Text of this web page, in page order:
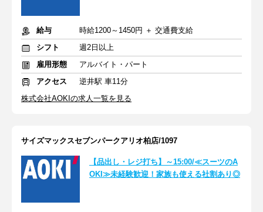
給与
時給1200～1450円 ＋ 交通費支給
シフト
週2日以上
雇用形態
アルバイト・パート
アクセス
逆井駅 車11分
株式会社AOKIの求人一覧を見る
サイズマックスセブンパークアリオ柏店/1097
【品出し・レジ打ち】～15:00/≪スーツのA
OKI≫未経験歓迎！家族も使える社割あり◎